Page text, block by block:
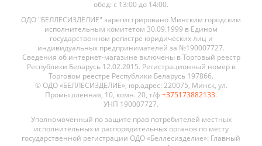
обед: с 13:00 до 14:00.
ОДО "БЕЛЛЕСИЗДЕЛИЕ" зарегистрировано Минским городским
исполнительным комитетом 30.09.1999 в Едином
государственном регистре юридических лиц и
индивидуальных предпринимателей за №190007727.
Сведения об интернет-магазине включены в Торговый реестр
Республики Беларусь 12.02.2015. Регистрационный номер в
Торговом реестре Республики Беларусь 197866.
© ОДО «БЕЛЛЕСИЗДЕЛИЕ», юр.адрес: 220075, Минск, ул.
Промышленная, 10, комн. 20, т/ф +375173882133.
УНП 190007727.
Уполномоченный по защите прав потребителей местных
исполнительных и распорядительных органов по месту
государственной регистрации ОДО «Беллесизделие»: Главный